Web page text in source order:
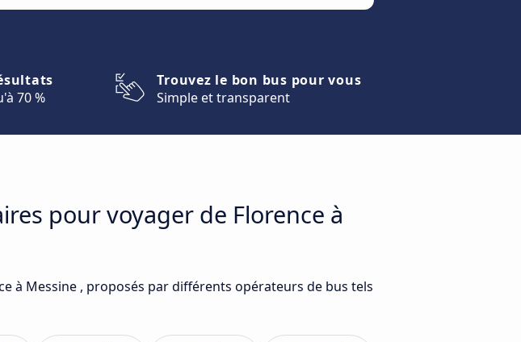
70 %
Trouvez le bon bus pour vous
Simple et transparent
pour voyager de Florence à
à Messine , proposés par différents opérateurs de bus tels